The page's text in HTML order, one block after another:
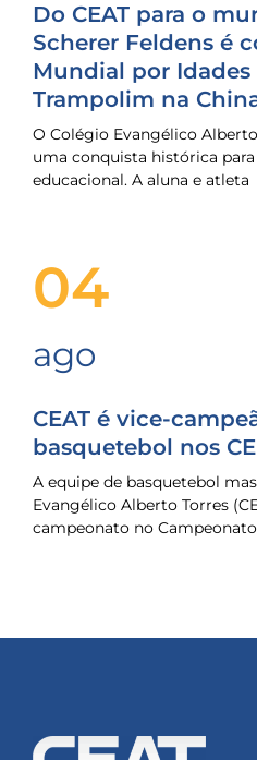
Do CEAT para o
Scherer Feldens é
Mundial por Idades
Trampolim na
O Colégio Evangélico
uma conquista histórica
educacional. A aluna e atleta
04
ago
CEAT é vice-
basquetebol nos
A equipe de basquetebol
Evangélico Alberto Torres
campeonato no